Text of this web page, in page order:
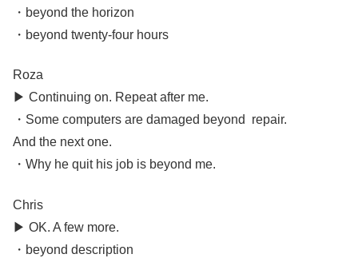
・beyond the horizon
・beyond twenty-four hours
Roza
▶︎ Continuing on. Repeat after me.
・Some computers are damaged beyond repair.
And the next one.
・Why he quit his job is beyond me.
Chris
▶︎ OK. A few more.
・beyond description